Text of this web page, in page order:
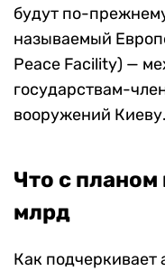
будут по-
называемый
Peace Facility) —
государствам-
вооружений Киеву.
Что с
млрд
Как подчеркивает